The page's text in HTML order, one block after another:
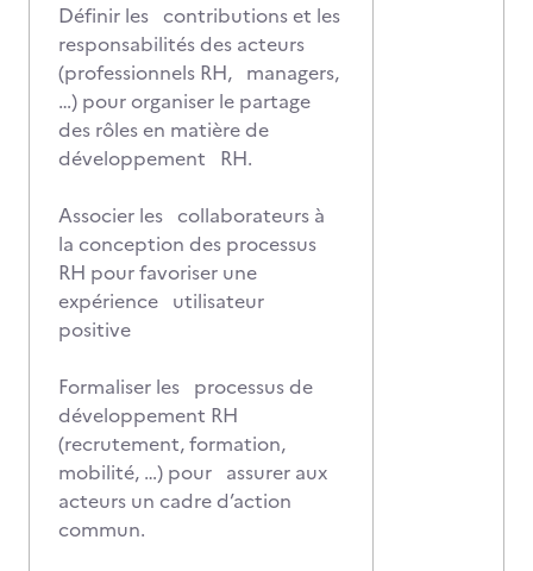
Définir les contributions et les
responsabilités des acteurs
(professionnels RH, managers,
…) pour organiser le partage
des rôles en matière de
développement RH.
Associer les collaborateurs à
la conception des processus
RH pour favoriser une
expérience utilisateur
positive
Formaliser les processus de
développement RH
(recrutement, formation,
mobilité, …) pour assurer aux
acteurs un cadre d’action
commun.